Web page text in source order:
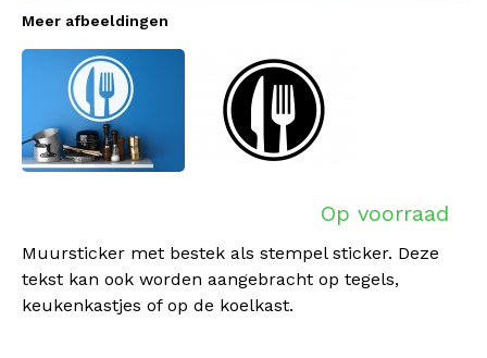
Meer afbeeldingen
Op voorraad
Muursticker met bestek als stempel sticker. Deze
tekst kan ook worden aangebracht op tegels,
keukenkastjes of op de koelkast.